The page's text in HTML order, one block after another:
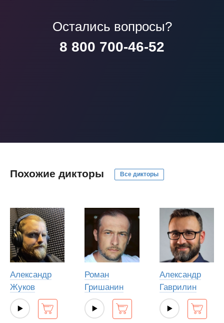
Остались вопросы?
8 800 700-46-52
Похожие дикторы Все дикторы
Александр
Жуков
Роман
Гришанин
Александр
Гаврилин